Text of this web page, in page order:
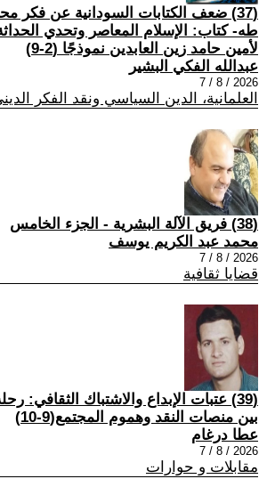
(37) ضعف الكتابات السودانية عن فكر
لأمين حامد زين العابدين نموذجًا (2-9)
عبدالله الفكي البشير
2026 / 8 / 7
العلمانية، الدين السياسي ونقد الفكر
(38) فريق الآلة البشرية - الجزء الخامس
محمد عبد الكريم يوسف
2026 / 8 / 7
قضايا ثقافية
(39) عتبات الإبداع والاشتباك الثقافي:
بين منصات النقد وهموم المجتمع(9-10)
عطا درغام
2026 / 8 / 7
مقابلات و حوارات